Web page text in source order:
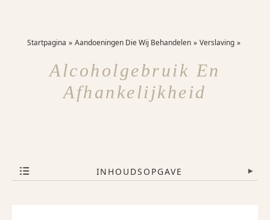
Startpagina Aandoeningen Die Wij Behandelen Verslaving
Alcoholgebruik En
Afhankelijkheid
INHOUDSOPGAVE ▾